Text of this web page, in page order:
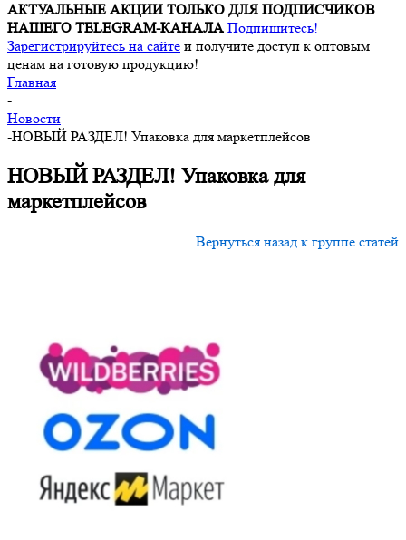
АКТУАЛЬНЫЕ АКЦИИ ТОЛЬКО ДЛЯ ПОДПИСЧИКОВ
НАШЕГО TELEGRAM-КАНАЛА Подпишитесь!
Зарегистрируйтесь на сайте и получите доступ к оптовым
ценам на готовую продукцию!
Главная
-
Новости
-НОВЫЙ РАЗДЕЛ! Упаковка для маркетплейсов
НОВЫЙ РАЗДЕЛ! Упаковка для
маркетплейсов
Вернуться назад к группе статей